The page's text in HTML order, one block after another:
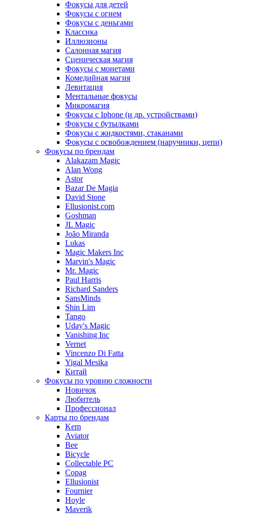
Фокусы для детей
Фокусы с огнем
Фокусы с деньгами
Классика
Иллюзионы
Салонная магия
Сценическая магия
Фокусы с монетами
Комедийная магия
Левитация
Ментальные фокусы
Микромагия
Фокусы с Iphone (и др. устройствами)
Фокусы с бутылками
Фокусы с жидкостями, стаканами
Фокусы с освобождением (наручники, цепи)
Фокусы по брендам
Alakazam Magic
Alan Wong
Astor
Bazar De Magia
David Stone
Ellusionist.com
Goshman
JL Magic
João Miranda
Lukas
Magic Makers Inc
Marvin's Magic
Mr. Magic
Paul Harris
Richard Sanders
SansMinds
Shin Lim
Tango
Uday's Magic
Vanishing Inc
Vernet
Vincenzo Di Fatta
Yigal Mesika
Китай
Фокусы по уровню сложности
Новичок
Любитель
Профессионал
Карты по брендам
Kem
Aviator
Bee
Bicycle
Collectable PC
Copag
Ellusionist
Fournier
Hoyle
Maverik